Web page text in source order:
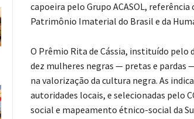
capoeira pelo Grupo ACASOL,
Patrimônio Imaterial do Brasil e da
O Prêmio Rita de Cássia, instituído pelo
dez mulheres negras — pretas e pardas
na valorização da cultura negra. As
autoridades locais, e selecionadas pelo
social e mapeamento étnico-social da